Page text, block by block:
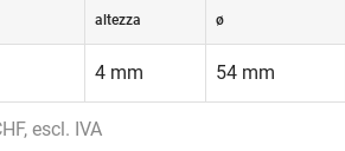
altezza ø
4 mm 54 mm
escl. IVA